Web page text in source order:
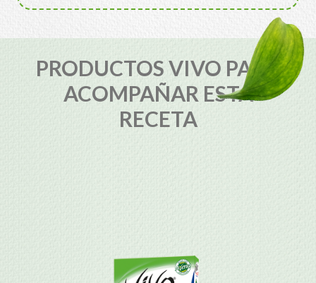
PRODUCTOS VIVO PARA
ACOMPAÑAR ESTA
RECETA